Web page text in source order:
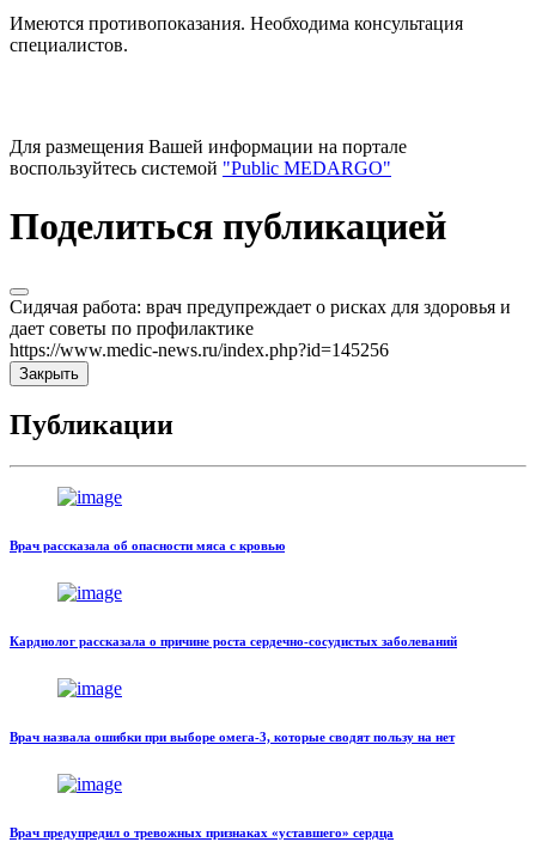
Имеются противопоказания. Необходима консультация
специалистов.
Для размещения Вашей информации на портале
воспользуйтесь системой "Public MEDARGO"
Поделиться публикацией
Сидячая работа: врач предупреждает о рисках для здоровья и
дает советы по профилактике
https://www.medic-news.ru/index.php?id=145256
Закрыть
Публикации
Врач рассказала об опасности мяса с кровью
Кардиолог рассказала о причине роста сердечно-сосудистых заболеваний
Врач назвала ошибки при выборе омега-3, которые сводят пользу на нет
Врач предупредил о тревожных признаках «уставшего» сердца